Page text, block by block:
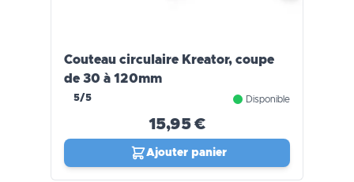
Couteau circulaire Kreator, coupe
de 30 à 120mm
5/5 Disponible
15,95 €
Ajouter panier